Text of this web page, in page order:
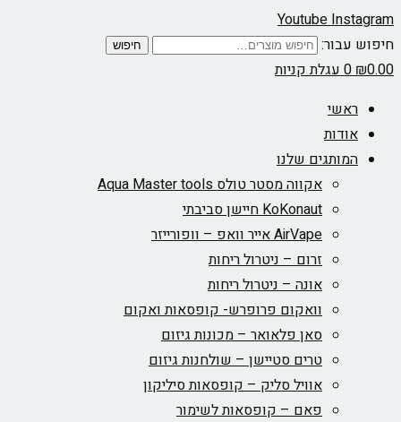
YoutubeInstagram
חיפוש עבור:
חיפוש
₪0.00
0עגלת קניות
ראשי
אודות
המותגים שלנו
אקווה מסטר טולס Aqua Master tools
KoKonaut חיישן סביבתי
AirVape אייר וואפ – וופורייזר
זרום – ניטרול ריחות
אונה – ניטרול ריחות
וואקום פרופרש- קופסאות ואקום
סאן פלאואר – מכונות גיזום
טרים סטיישן – שולחנות גיזום
אוויל סליק – קופסאות סיליקון
פאם – קופסאות לשימור